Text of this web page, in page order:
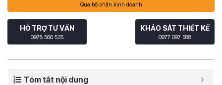
Qua bộ phận kinh doanh
HỖ TRỢ TƯ VẤN
0978 566 535
KHẢO SÁT THIẾT KẾ
0977 097 588
Tóm tắt nội dung